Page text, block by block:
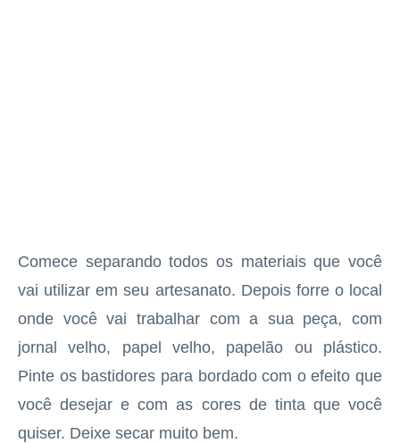
Comece separando todos os materiais que você
vai utilizar em seu artesanato. Depois forre o local
onde você vai trabalhar com a sua peça, com
jornal velho, papel velho, papelão ou plástico.
Pinte os bastidores para bordado com o efeito que
você desejar e com as cores de tinta que você
quiser. Deixe secar muito bem.